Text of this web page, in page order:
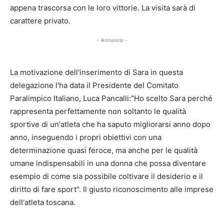
appena trascorsa con le loro vittorie. La visita sarà di
carattere privato.
- Annuncio -
La motivazione dell'inserimento di Sara in questa
delegazione l'ha data il Presidente del Comitato
Paralimpico Italiano, Luca Pancalli:"Ho scelto Sara perché
rappresenta perfettamente non soltanto le qualità
sportive di un'atleta che ha saputo migliorarsi anno dopo
anno, inseguendo i propri obiettivi con una
determinazione quasi feroce, ma anche per le qualità
umane indispensabili in una donna che possa diventare
esempio di come sia possibile coltivare il desiderio e il
diritto di fare sport". Il giusto riconoscimento alle imprese
dell'atleta toscana.